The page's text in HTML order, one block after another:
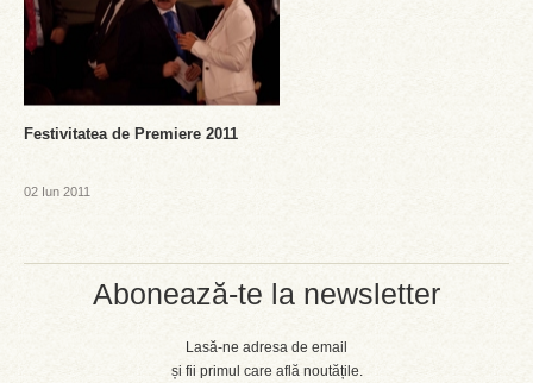
Abonează-te la newsletter
Lasă-ne adresa de email
și fii primul care află noutățile.
Festivitatea de Premiere 2011
02 Iun 2011